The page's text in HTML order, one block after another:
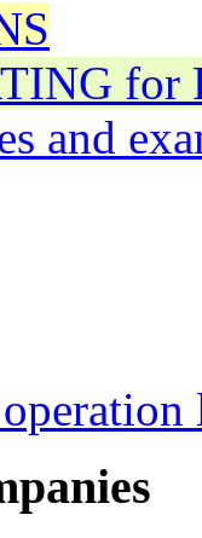
for
and